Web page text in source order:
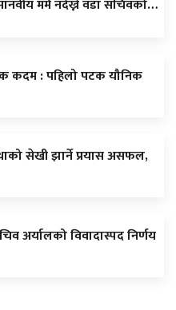
मर्म नदेख्ने वडा सचिवको…
कदम : पहिलो पटक यौनिक
सेखी झार्ने प्रयास असफल,
अर्यालको विवादास्पद निर्णय